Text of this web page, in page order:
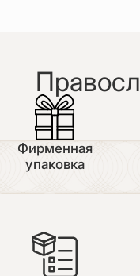
Фирменная
упаковка